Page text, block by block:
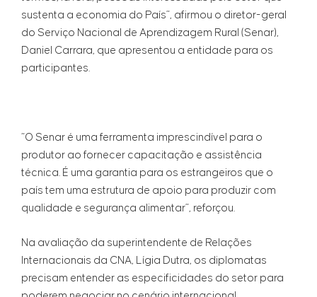
sustenta a economia do País”, afirmou o diretor-geral
do Serviço Nacional de Aprendizagem Rural (Senar),
Daniel Carrara, que apresentou a entidade para os
participantes.
“O Senar é uma ferramenta imprescindível para o
produtor ao fornecer capacitação e assistência
técnica. É uma garantia para os estrangeiros que o
país tem uma estrutura de apoio para produzir com
qualidade e segurança alimentar”, reforçou.
Na avaliação da superintendente de Relações
Internacionais da CNA, Lígia Dutra, os diplomatas
precisam entender as especificidades do setor para